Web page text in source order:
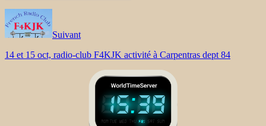
Suivant
14 et 15 oct, radio-club F4KJK activité à Carpentras dept 84